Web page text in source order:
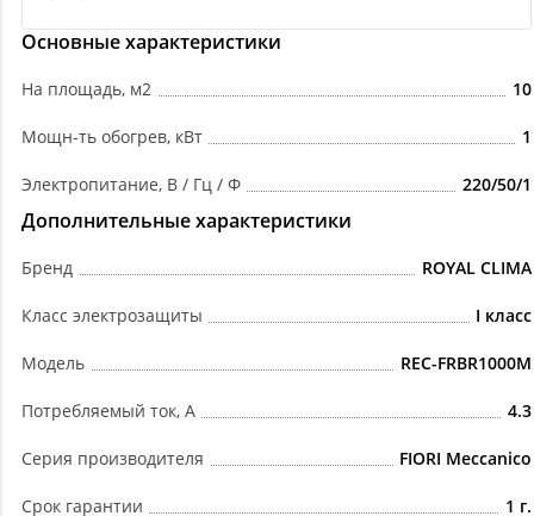
Основные характеристики
На площадь, м2 10
Мощн-ть обогрев, кВт 1
Электропитание, В / Гц / Ф 220/50/1
Дополнительные характеристики
Бренд ROYAL CLIMA
Класс электрозащиты I класс
Модель REC-FRBR1000M
Потребляемый ток, А 4.3
Серия производителя FIORI Meccanico
Срок гарантии 1 г.